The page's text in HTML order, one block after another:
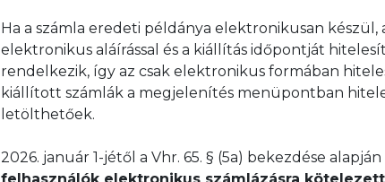
Ha a számla eredeti példánya elektronikusan
elektronikus aláírással és a kiállítás időpontját
rendelkezik, így az csak elektronikus formában
kiállított számlák a megjelenítés menüpontban
letölthetőek.
2026. január 1-jétől a Vhr. 65. § (5a) bekezdése alapján